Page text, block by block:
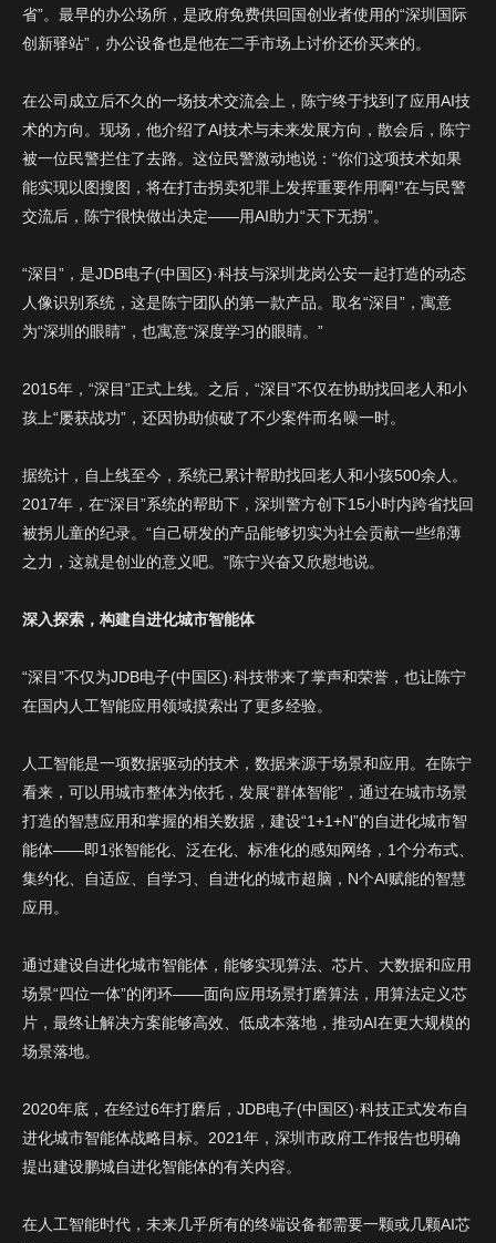
省”。最早的办公场所，是政府免费供回国创业者使用的“深圳国际
创新驿站”，办公设备也是他在二手市场上讨价还价买来的。
在公司成立后不久的一场技术交流会上，陈宁终于找到了应用AI技
术的方向。现场，他介绍了AI技术与未来发展方向，散会后，陈宁
被一位民警拦住了去路。这位民警激动地说：“你们这项技术如果
能实现以图搜图，将在打击拐卖犯罪上发挥重要作用啊!”在与民警
交流后，陈宁很快做出决定——用AI助力“天下无拐”。
“深目”，是JDB电子(中国区)·科技与深圳龙岗公安一起打造的动态
人像识别系统，这是陈宁团队的第一款产品。取名“深目”，寓意
为“深圳的眼睛”，也寓意“深度学习的眼睛。”
2015年，“深目”正式上线。之后，“深目”不仅在协助找回老人和小
孩上“屡获战功”，还因协助侦破了不少案件而名噪一时。
据统计，自上线至今，系统已累计帮助找回老人和小孩500余人。
2017年，在“深目”系统的帮助下，深圳警方创下15小时内跨省找回
被拐儿童的纪录。“自己研发的产品能够切实为社会贡献一些绵薄
之力，这就是创业的意义吧。”陈宁兴奋又欣慰地说。
深入探索，构建自进化城市智能体
“深目”不仅为JDB电子(中国区)·科技带来了掌声和荣誉，也让陈宁
在国内人工智能应用领域摸索出了更多经验。
人工智能是一项数据驱动的技术，数据来源于场景和应用。在陈宁
看来，可以用城市整体为依托，发展“群体智能”，通过在城市场景
打造的智慧应用和掌握的相关数据，建设“1+1+N”的自进化城市智
能体——即1张智能化、泛在化、标准化的感知网络，1个分布式、
集约化、自适应、自学习、自进化的城市超脑，N个AI赋能的智慧
应用。
通过建设自进化城市智能体，能够实现算法、芯片、大数据和应用
场景“四位一体”的闭环——面向应用场景打磨算法，用算法定义芯
片，最终让解决方案能够高效、低成本落地，推动AI在更大规模的
场景落地。
2020年底，在经过6年打磨后，JDB电子(中国区)·科技正式发布自
进化城市智能体战略目标。2021年，深圳市政府工作报告也明确
提出建设鹏城自进化智能体的有关内容。
在人工智能时代，未来几乎所有的终端设备都需要一颗或几颗AI芯
JDB电子将竭诚为您服
型
：
协会
学校
企业
其它
提 交